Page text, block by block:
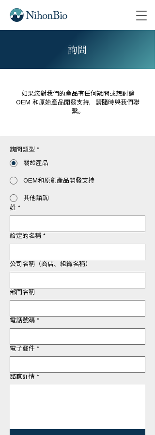
詢問
如果您對我們的產品有任何疑問或想討論
OEM 和原始產品開發支持，請隨時與我們聯
繫。
詢問類型 *
關於產品
OEM和原創產品開發支持
其他諮詢
姓 *
給定的名稱 *
公司名稱（商店、組織名稱）
部門名稱
電話號碼 *
電子郵件 *
諮詢詳情 *